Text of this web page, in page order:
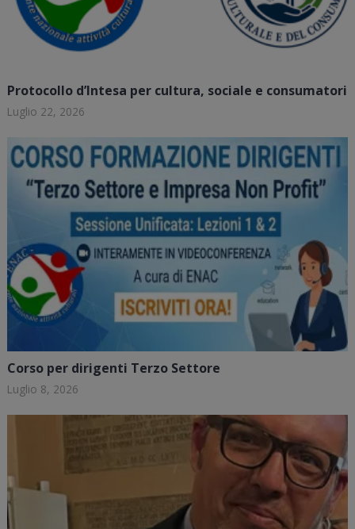
Protocollo d’Intesa per cultura, sociale e consumatori
Luglio 22, 2026
Corso per dirigenti Terzo Settore
Luglio 8, 2026